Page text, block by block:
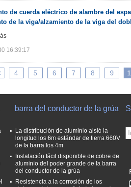
de cuerda eléctrico de alambre del
de la viga/alzamiento de la viga del
16:39:17
4 5 6 7 8 9
barra del conductor de la grúa
La distribución de aluminio aisló la
longitud los 6m estándar de tierra 660V
de la barra los 4m
Instalación fácil disponible de cobre de
aluminio del poder grande de la barra
del conductor de la grúa
Resistencia a la corrosión de los